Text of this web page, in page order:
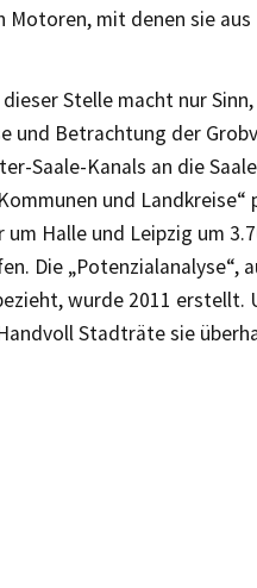
Motoren, mit denen sie
Stelle macht nur
und Betrachtung der
Saale-Kanals an die
und
Halle und Leipzig um
Die „Potenzialanalyse“,
wurde 2011 erstellt.
Stadträte sie